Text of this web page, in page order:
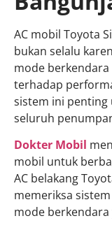
AC mobil Toyota
bukan selalu
mode
terhadap
sistem ini penting
seluruh
Dokter Mobil
mobil untuk
AC belakang
memeriksa
mode berkendara